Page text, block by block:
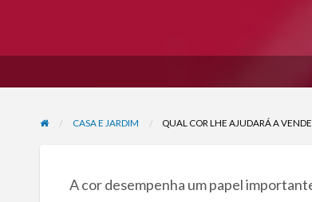
CASA E JARDIM QUAL COR LHE AJUDARÁ A
A cor desempenha um papel